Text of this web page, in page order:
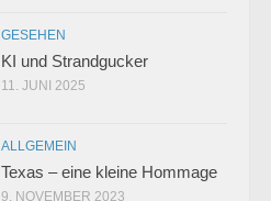
GESEHEN
KI und Strandgucker
11. JUNI 2025
ALLGEMEIN
Texas – eine kleine Hommage
9. NOVEMBER 2023